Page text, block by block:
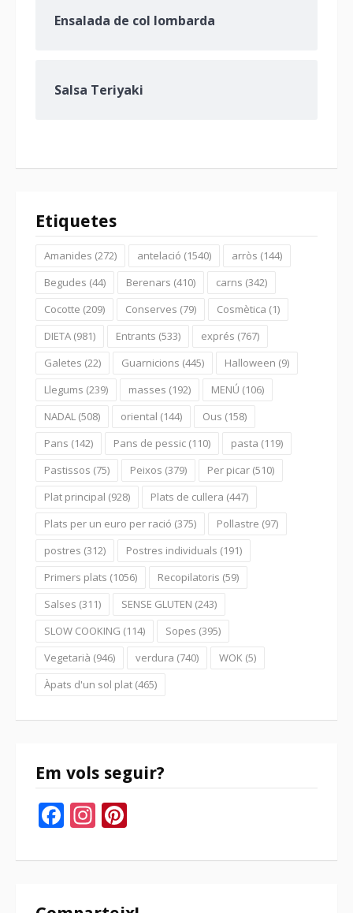
Ensalada de col lombarda
Salsa Teriyaki
Etiquetes
Amanides (272) antelació (1540) arròs (144)
Begudes (44) Berenars (410) carns (342)
Cocotte (209) Conserves (79) Cosmètica (1)
DIETA (981) Entrants (533) exprés (767)
Galetes (22) Guarnicions (445) Halloween (9)
Llegums (239) masses (192) MENÚ (106)
NADAL (508) oriental (144) Ous (158)
Pans (142) Pans de pessic (110) pasta (119)
Pastissos (75) Peixos (379) Per picar (510)
Plat principal (928) Plats de cullera (447)
Plats per un euro per ració (375) Pollastre (97)
postres (312) Postres individuals (191)
Primers plats (1056) Recopilatoris (59)
Salses (311) SENSE GLUTEN (243)
SLOW COOKING (114) Sopes (395)
Vegetarià (946) verdura (740) WOK (5)
Àpats d'un sol plat (465)
Em vols seguir?
Facebook
Instagram